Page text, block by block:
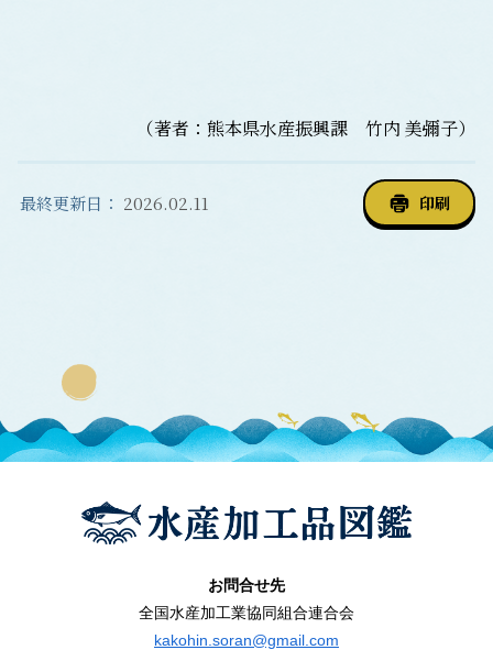
（著者：熊本県水産振興課 竹内 美彌子）
最終更新日： 2026.02.11 印刷
お問合せ先
全国水産加工業協同組合連合会
kakohin.soran@gmail.com